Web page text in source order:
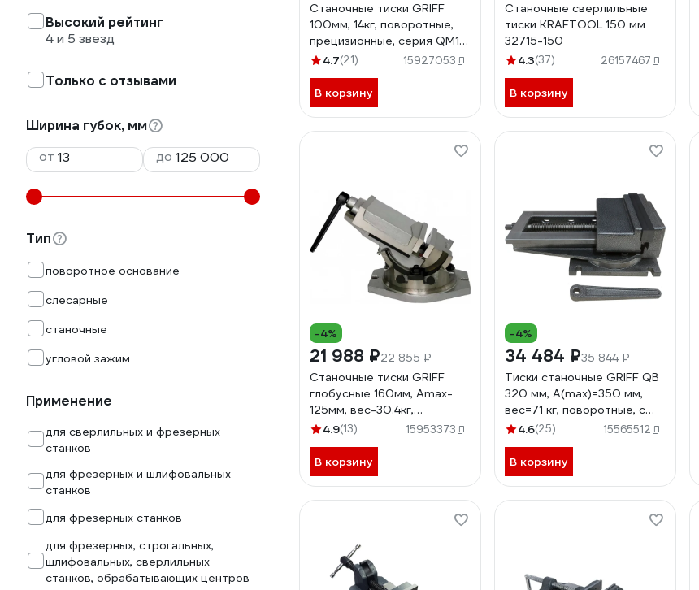
Высокий рейтинг
4 и 5 звезд
Только с отзывами
Ширина губок, мм
от
до
Тип
поворотное основание
слесарные
станочные
угловой зажим
Применение
для сверлильных и фрезерных
станков
для фрезерных и шлифовальных
станков
для фрезерных станков
для фрезерных, строгальных,
шлифовальных, сверлильных
станков, обрабатывающих центров
Станочные тиски GRIFF
100мм, 14кг, поворотные,
прецизионные, серия QM16
b241301
4.7(21) 15927053
В корзину
Станочные сверлильные
тиски KRAFTOOL 150 мм
32715-150
4.3(37) 26157467
В корзину
-4%
21 988 ₽22 855 ₽
Станочные тиски GRIFF
глобусные 160мм, Amax-
125мм, вес-30.4кг,
поворотные, серия QHK
4.9(13) 15953373
В корзину
-4%
34 484 ₽35 844 ₽
Тиски станочные GRIFF QB
320 мм, A(max)=350 мм,
вес=71 кг, поворотные, с
откр. винтом b241205
4.6(25) 15565512
В корзину